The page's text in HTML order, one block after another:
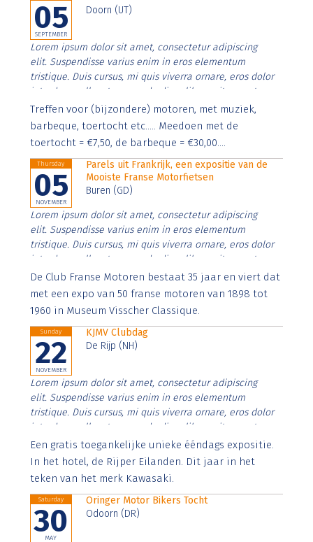
05
SEPTEMBER
Doorn (UT)
Lorem ipsum dolor sit amet, consectetur adipiscing
elit. Suspendisse varius enim in eros elementum
tristique. Duis cursus, mi quis viverra ornare, eros dolor
interdum nulla, ut commodo diam libero vitae erat.
Aenean faucibus nibh et justo cursus id rutrum lorem
imperdiet. Nunc ut sem vitae risus tristique posuere.
Treffen voor (bijzondere) motoren, met muziek,
barbeque, toertocht etc..... Meedoen met de
toertocht = €7,50, de barbeque = €30,00....
Thursday
05
NOVEMBER
Parels uit Frankrijk, een expositie van de
Mooiste Franse Motorfietsen
Buren (GD)
Lorem ipsum dolor sit amet, consectetur adipiscing
elit. Suspendisse varius enim in eros elementum
tristique. Duis cursus, mi quis viverra ornare, eros dolor
interdum nulla, ut commodo diam libero vitae erat.
Aenean faucibus nibh et justo cursus id rutrum lorem
imperdiet. Nunc ut sem vitae risus tristique posuere.
De Club Franse Motoren bestaat 35 jaar en viert dat
met een expo van 50 franse motoren van 1898 tot
1960 in Museum Visscher Classique.
Sunday
22
NOVEMBER
KJMV Clubdag
De Rijp (NH)
Lorem ipsum dolor sit amet, consectetur adipiscing
elit. Suspendisse varius enim in eros elementum
tristique. Duis cursus, mi quis viverra ornare, eros dolor
interdum nulla, ut commodo diam libero vitae erat.
Aenean faucibus nibh et justo cursus id rutrum lorem
imperdiet. Nunc ut sem vitae risus tristique posuere.
Een gratis toegankelijke unieke ééndags expositie.
In het hotel, de Rijper Eilanden. Dit jaar in het
teken van het merk Kawasaki.
Saturday
30
MAY
Oringer Motor Bikers Tocht
Odoorn (DR)